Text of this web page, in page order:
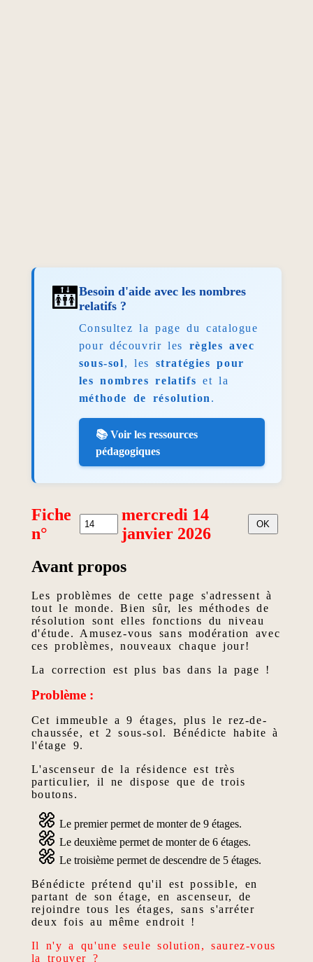
🛗 Besoin d'aide avec les nombres
relatifs ?
Consultez la page du catalogue
pour découvrir les règles avec
sous-sol, les stratégies pour
les nombres relatifs et la
méthode de résolution .
📚 Voir les ressources
pédagogiques
Fiche
n°
mercredi 14
janvier 2026
Avant propos
Les problèmes de cette page s'adressent à
tout le monde. Bien sûr, les méthodes de
résolution sont elles fonctions du niveau
d'étude. Amusez-vous sans modération avec
ces problèmes, nouveaux chaque jour!
La correction est plus bas dans la page !
Problème :
Cet immeuble a 9 étages, plus le rez-de-
chaussée, et 2 sous-sol. Bénédicte habite à
l'étage 9.
L'ascenseur de la résidence est très
particulier, il ne dispose que de trois
boutons.
Le premier permet de monter de 9 étages.
Le deuxième permet de monter de 6 étages.
Le troisième permet de descendre de 5 étages.
Bénédicte prétend qu'il est possible, en
partant de son étage, en ascenseur, de
rejoindre tous les étages, sans s'arréter
deux fois au même endroit !
Il n'y a qu'une seule solution, saurez-vous
la trouver ?